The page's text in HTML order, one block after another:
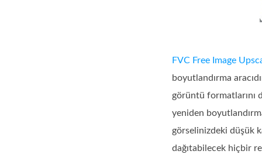
FVC Free Image
boyutlandırma
görüntü formatlarını
yeniden
görselinizdeki düşük
dağıtabilecek hiçbir